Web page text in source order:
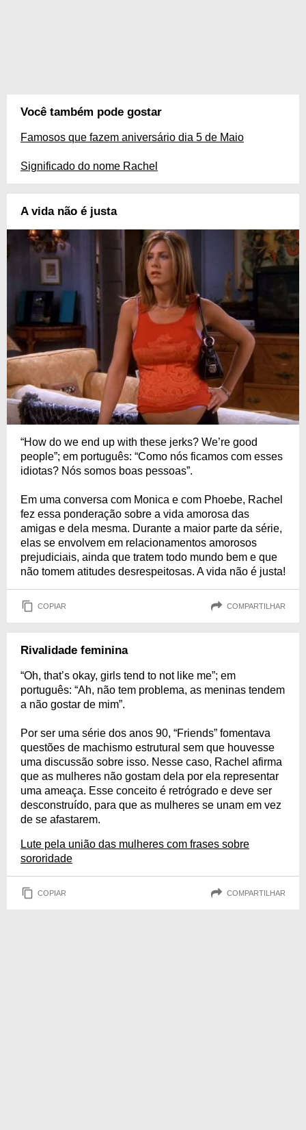
Você também pode gostar
Famosos que fazem aniversário dia 5 de Maio
Significado do nome Rachel
A vida não é justa
“How do we end up with these jerks? We’re good
people”; em português: “Como nós ficamos com esses
idiotas? Nós somos boas pessoas”.
Em uma conversa com Monica e com Phoebe, Rachel
fez essa ponderação sobre a vida amorosa das
amigas e dela mesma. Durante a maior parte da série,
elas se envolvem em relacionamentos amorosos
prejudiciais, ainda que tratem todo mundo bem e que
não tomem atitudes desrespeitosas. A vida não é justa!
COPIAR COMPARTILHAR
Rivalidade feminina
“Oh, that’s okay, girls tend to not like me”; em
português: “Ah, não tem problema, as meninas tendem
a não gostar de mim”.
Por ser uma série dos anos 90, “Friends” fomentava
questões de machismo estrutural sem que houvesse
uma discussão sobre isso. Nesse caso, Rachel afirma
que as mulheres não gostam dela por ela representar
uma ameaça. Esse conceito é retrógrado e deve ser
desconstruído, para que as mulheres se unam em vez
de se afastarem.
Lute pela união das mulheres com frases sobre
sororidade
COPIAR COMPARTILHAR